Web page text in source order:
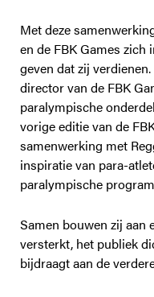
Met deze
en de FBK Games
geven dat zij
director van de FBK
paralympische
vorige editie van de
samenwerking met
inspiratie van para-
paralympische
Samen bouwen zij aan
versterkt, het publiek
bijdraagt aan de